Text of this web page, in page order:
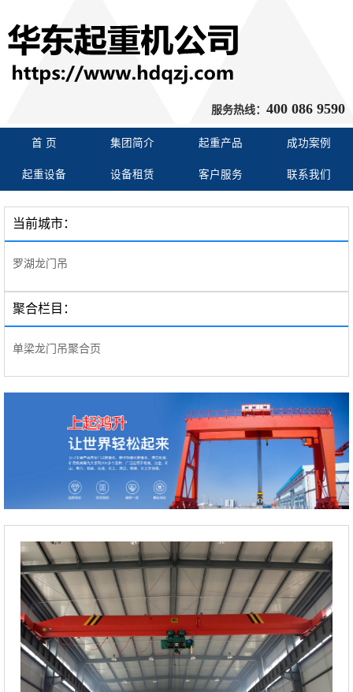
服务热线： 400 086 9590
首 页 集团简介 起重产品 成功案例
起重设备 设备租赁 客户服务 联系我们
当前城市：
罗湖龙门吊
聚合栏目：
单梁龙门吊聚合页